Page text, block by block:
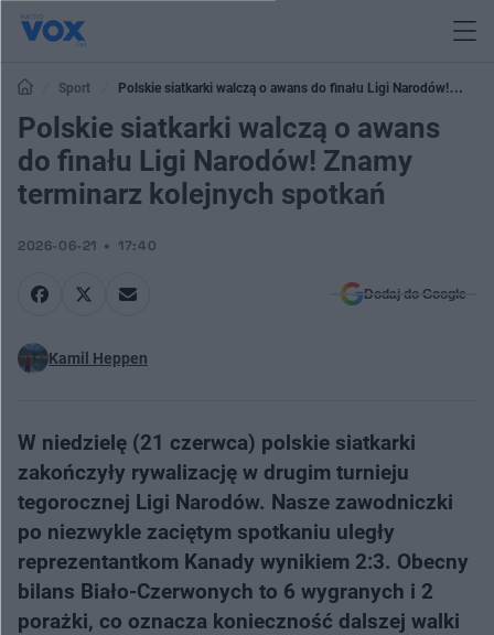
Sport
Polskie siatkarki walczą o awans do finału Ligi Narodów!
Znamy terminarz kolejnych spotkań
Polskie siatkarki walczą o awans
do finału Ligi Narodów! Znamy
terminarz kolejnych spotkań
2026-06-21 17:40
Dodaj do Google
Kamil Heppen
W niedzielę (21 czerwca) polskie siatkarki
zakończyły rywalizację w drugim turnieju
tegorocznej Ligi Narodów. Nasze zawodniczki
po niezwykle zaciętym spotkaniu uległy
reprezentantkom Kanady wynikiem 2:3. Obecny
bilans Biało-Czerwonych to 6 wygranych i 2
porażki, co oznacza konieczność dalszej walki